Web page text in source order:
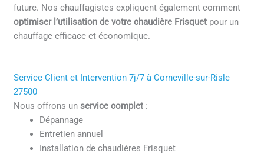
future. Nos chauffagistes expliquent également comment
optimiser l’utilisation de votre chaudière Frisquet pour un
chauffage efficace et économique.
Service Client et Intervention 7j/7 à Corneville-sur-Risle
27500
Nous offrons unservice complet :
Dépannage
Entretien annuel
Installation de chaudières Frisquet